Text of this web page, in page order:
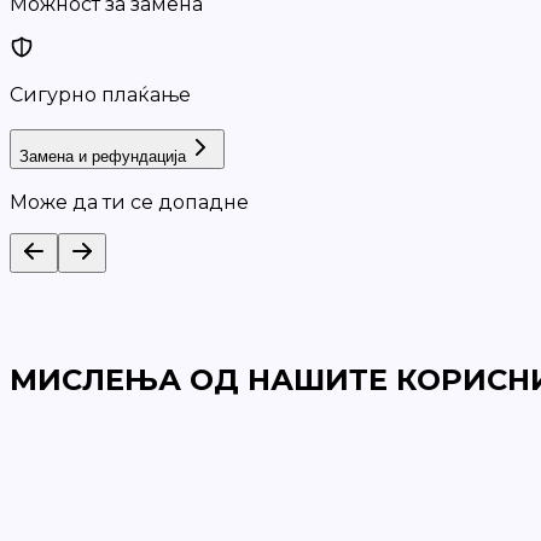
Сигурно плаќање
Замена и рефундација
Може да ти се допадне
МИСЛЕЊА ОД НАШИТЕ